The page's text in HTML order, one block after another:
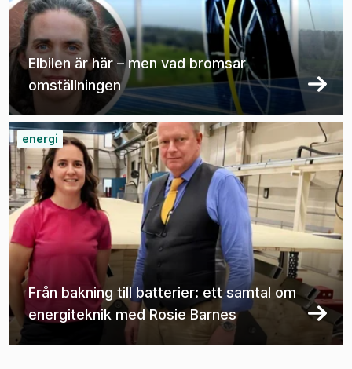
Elbilen är här – men vad bromsar
omställningen
energi
Från bakning till batterier: ett samtal om
energiteknik med Rosie Barnes